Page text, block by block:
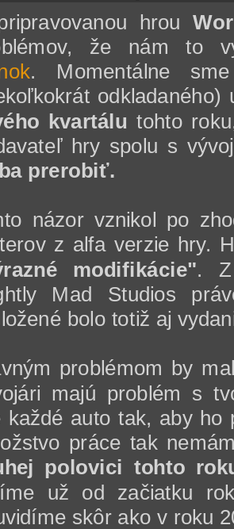
hrou
že nám to
. Momentálne
odkladaného)
kvartálu tohto
hry spolu s
prerobiť.
názor vznikol po
z alfa verzie hry.
modifikácie". Z
Mad Studios
bolo totiž aj
problémom by
majú problém s
každé auto tak, aby ho
práce tak
polovici tohto
už od začiatku
skôr ako v roku